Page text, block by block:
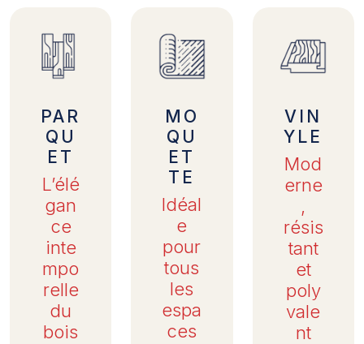
PAR
QU
ET
L’élé
gan
ce
inte
mpo
relle
du
bois
MO
QU
ET
TE
Idéal
e
pour
tous
les
espa
ces
VIN
YLE
Mod
erne
,
résis
tant
et
poly
vale
nt